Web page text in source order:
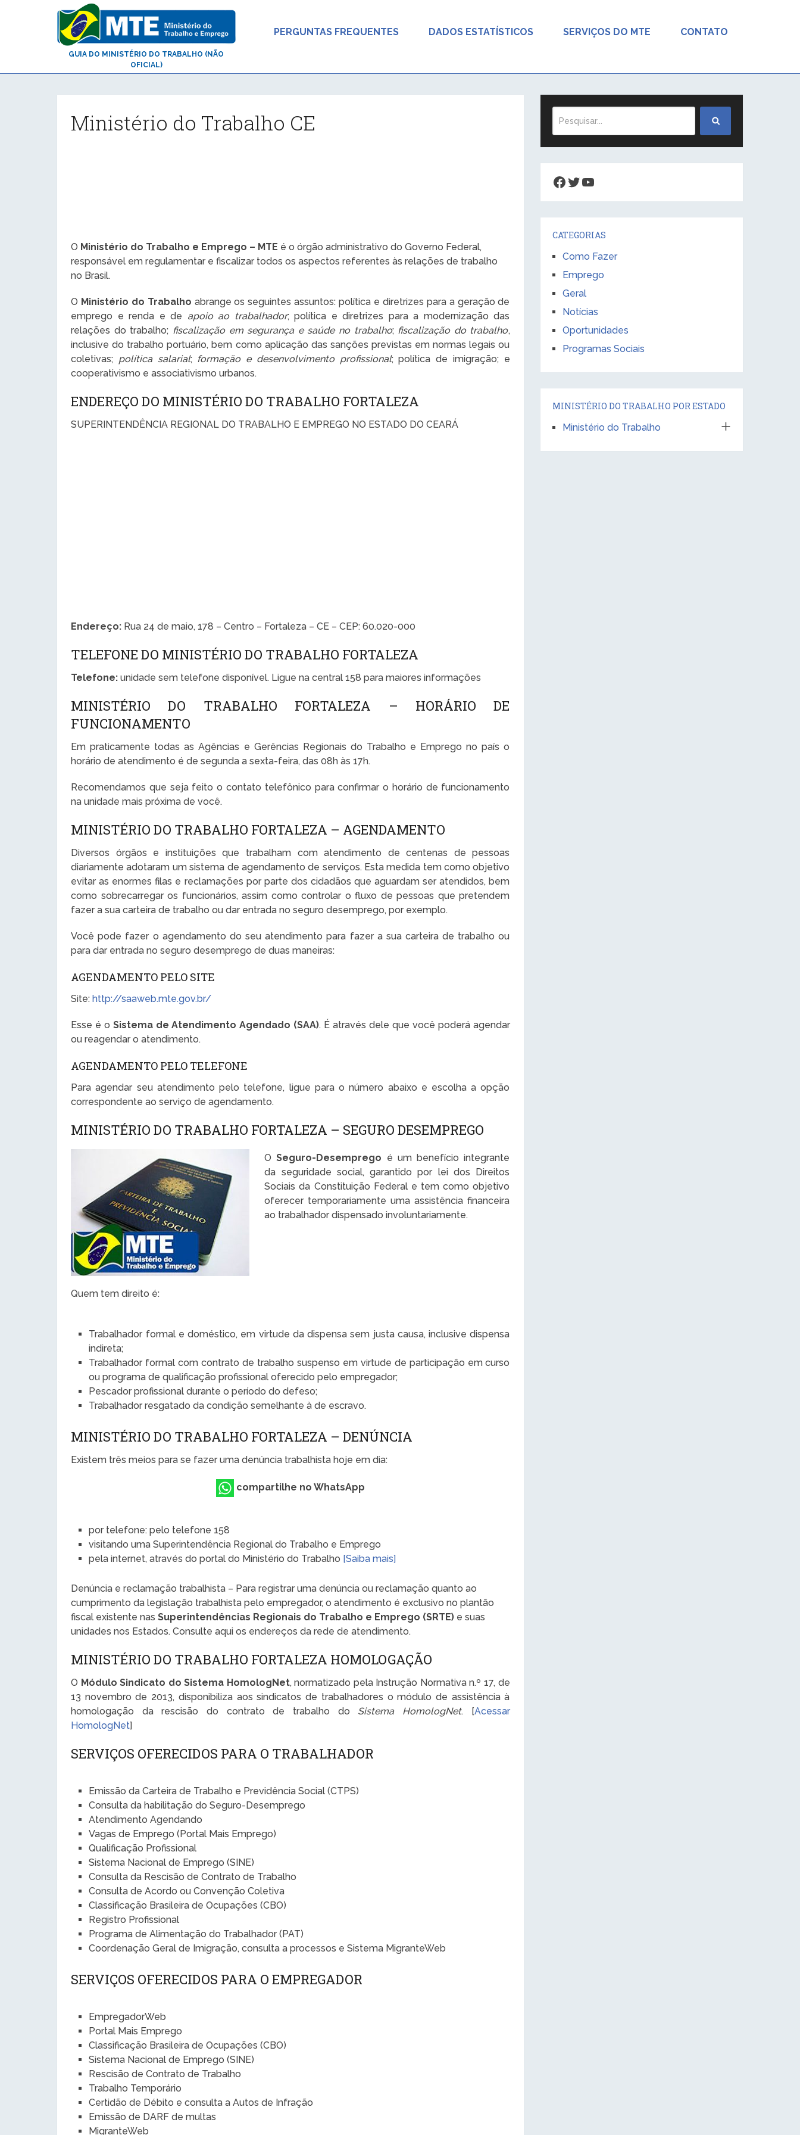
GUIA DO MINISTÉRIO DO TRABALHO (NÃO
OFICIAL)
PERGUNTAS FREQUENTES DADOS ESTATÍSTICOS SERVIÇOS DO MTE CONTATO
Ministério do Trabalho CE
O Ministério do Trabalho e Emprego – MTE é o órgão administrativo do Governo Federal,
responsável em regulamentar e fiscalizar todos os aspectos referentes às relações de trabalho
no Brasil.
O Ministério do Trabalho abrange os seguintes assuntos: política e diretrizes para a geração de
emprego e renda e de apoio ao trabalhador; política e diretrizes para a modernização das
relações do trabalho; fiscalização em segurança e saúde no trabalho; fiscalização do trabalho,
inclusive do trabalho portuário, bem como aplicação das sanções previstas em normas legais ou
coletivas; política salarial; formação e desenvolvimento profissional; política de imigração; e
cooperativismo e associativismo urbanos.
ENDEREÇO DO MINISTÉRIO DO TRABALHO FORTALEZA
SUPERINTENDÊNCIA REGIONAL DO TRABALHO E EMPREGO NO ESTADO DO CEARÁ
Endereço: Rua 24 de maio, 178 – Centro – Fortaleza – CE – CEP: 60.020-000
TELEFONE DO MINISTÉRIO DO TRABALHO FORTALEZA
Telefone: unidade sem telefone disponível. Ligue na central 158 para maiores informações
MINISTÉRIO DO TRABALHO FORTALEZA – HORÁRIO DE
FUNCIONAMENTO
Em praticamente todas as Agências e Gerências Regionais do Trabalho e Emprego no país o
horário de atendimento é de segunda a sexta-feira, das 08h às 17h.
Recomendamos que seja feito o contato telefônico para confirmar o horário de funcionamento
na unidade mais próxima de você.
MINISTÉRIO DO TRABALHO FORTALEZA – AGENDAMENTO
Diversos órgãos e instituições que trabalham com atendimento de centenas de pessoas
diariamente adotaram um sistema de agendamento de serviços. Esta medida tem como objetivo
evitar as enormes filas e reclamações por parte dos cidadãos que aguardam ser atendidos, bem
como sobrecarregar os funcionários, assim como controlar o fluxo de pessoas que pretendem
fazer a sua carteira de trabalho ou dar entrada no seguro desemprego, por exemplo.
Você pode fazer o agendamento do seu atendimento para fazer a sua carteira de trabalho ou
para dar entrada no seguro desemprego de duas maneiras:
AGENDAMENTO PELO SITE
Site: http://saaweb.mte.gov.br/
Esse é o Sistema de Atendimento Agendado (SAA). É através dele que você poderá agendar
ou reagendar o atendimento.
AGENDAMENTO PELO TELEFONE
Para agendar seu atendimento pelo telefone, ligue para o número abaixo e escolha a opção
correspondente ao serviço de agendamento.
MINISTÉRIO DO TRABALHO FORTALEZA – SEGURO DESEMPREGO
OSeguro-Desemprego é um benefício integrante
da seguridade social, garantido por lei dos Direitos
Sociais da Constituição Federal e tem como objetivo
oferecer temporariamente uma assistência financeira
ao trabalhador dispensado involuntariamente.
Quem tem direito é:
Trabalhador formal e doméstico, em virtude da dispensa sem justa causa, inclusive dispensa
indireta;
Trabalhador formal com contrato de trabalho suspenso em virtude de participação em curso
ou programa de qualificação profissional oferecido pelo empregador;
Pescador profissional durante o período do defeso;
Trabalhador resgatado da condição semelhante à de escravo.
MINISTÉRIO DO TRABALHO FORTALEZA – DENÚNCIA
Existem três meios para se fazer uma denúncia trabalhista hoje em dia:
compartilhe no WhatsApp
por telefone: pelo telefone 158
visitando uma Superintendência Regional do Trabalho e Emprego
pela internet, através do portal do Ministério do Trabalho [Saiba mais]
Denúncia e reclamação trabalhista – Para registrar uma denúncia ou reclamação quanto ao
cumprimento da legislação trabalhista pelo empregador, o atendimento é exclusivo no plantão
fiscal existente nasSuperintendências Regionais do Trabalho e Emprego (SRTE) e suas
unidades nos Estados. Consulte aqui os endereços da rede de atendimento.
MINISTÉRIO DO TRABALHO FORTALEZA HOMOLOGAÇÃO
O Módulo Sindicato do Sistema HomologNet, normatizado pela Instrução Normativa n.º 17, de
13 novembro de 2013, disponibiliza aos sindicatos de trabalhadores o módulo de assistência à
homologação da rescisão do contrato de trabalho do Sistema HomologNet. [Acessar
HomologNet]
SERVIÇOS OFERECIDOS PARA O TRABALHADOR
Emissão da Carteira de Trabalho e Previdência Social (CTPS)
Consulta da habilitação do Seguro-Desemprego
Atendimento Agendando
Vagas de Emprego (Portal Mais Emprego)
Qualificação Profissional
Sistema Nacional de Emprego (SINE)
Consulta da Rescisão de Contrato de Trabalho
Consulta de Acordo ou Convenção Coletiva
Classificação Brasileira de Ocupações (CBO)
Registro Profissional
Programa de Alimentação do Trabalhador (PAT)
Coordenação Geral de Imigração, consulta a processos e Sistema MigranteWeb
SERVIÇOS OFERECIDOS PARA O EMPREGADOR
EmpregadorWeb
Portal Mais Emprego
Classificação Brasileira de Ocupações (CBO)
Sistema Nacional de Emprego (SINE)
Rescisão de Contrato de Trabalho
Trabalho Temporário
Certidão de Débito e consulta a Autos de Infração
Emissão de DARF de multas
MigranteWeb
Facebook
Twitter
Youtube
CATEGORIAS
Como Fazer
Emprego
Geral
Notícias
Oportunidades
Programas Sociais
MINISTÉRIO DO TRABALHO POR ESTADO
Ministério do Trabalho